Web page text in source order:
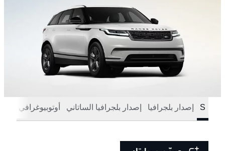
S إصدار بلجرافيا إصدار بلجرافيا الساتاني أوتوبيوغرافي